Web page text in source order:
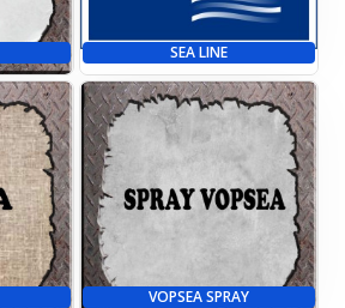
SEA LINE
VOPSEA SPRAY